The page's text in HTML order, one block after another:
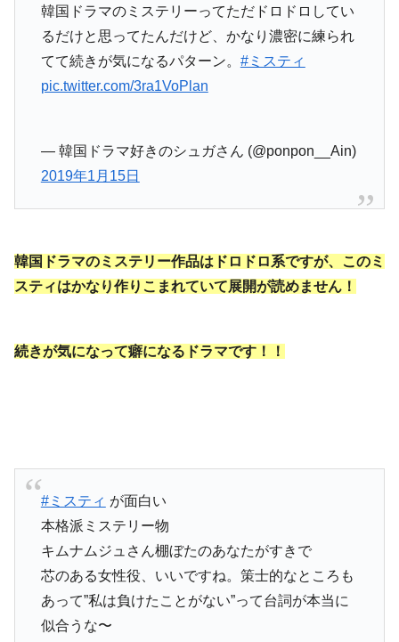
韓国ドラマのミステリーってただドロドロしてい
るだけと思ってたんだけど、かなり濃密に練られ
てて続きが気になるパターン。 #ミスティ
pic.twitter.com/3ra1VoPlan
— 韓国ドラマ好きのシュガさん (@ponpon__Ain)
2019年1月15日
韓国ドラマのミステリー作品はドロドロ系ですが、このミ
スティはかなり作りこまれていて展開が読めません！
続きが気になって癖になるドラマです！！
#ミスティ が面白い
本格派ミステリー物
キムナムジュさん棚ぼたのあなたがすきで
芯のある女性役、いいですね。策士的なところも
あって”私は負けたことがない”って台詞が本当に
似合うな〜